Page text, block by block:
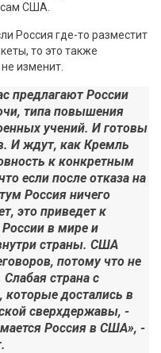
США.
Россия где-то разместит
то это также
изменит.
предлагают России
типа повышения
учений. И готовы
И ждут, как Кремль
к конкретным
если после отказа на
Россия ничего
это приведет к
в мире и
страны. США
потому что не
страна с
достались в
сверхдержавы, -
Россия в США», -